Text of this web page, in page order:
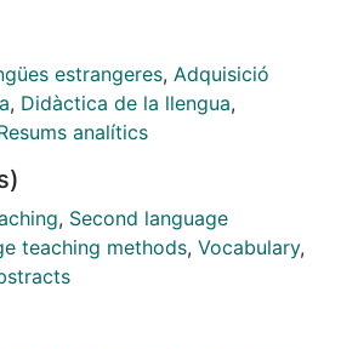
L2 practice to maximize
conditions that promote
others in which L2 input or
spaced. Findings from these
This review provides
as well as suggestions for
Additionally, it identifies areas
the effect of time
estrangeres, Adquisició
, Didàctica de la llengua,
analítics
, Second language
teaching methods, Vocabulary,